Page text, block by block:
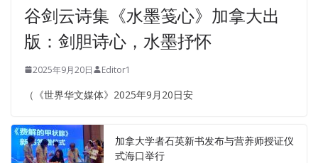
谷剑云诗集《水墨笺心》加拿大出
版：剑胆诗心，水墨抒怀
2025年9月20日 Editor1
（《世界华文媒体》2025年9月20日安
加拿大学者石英新书发布与营养师授证仪
式海口举行